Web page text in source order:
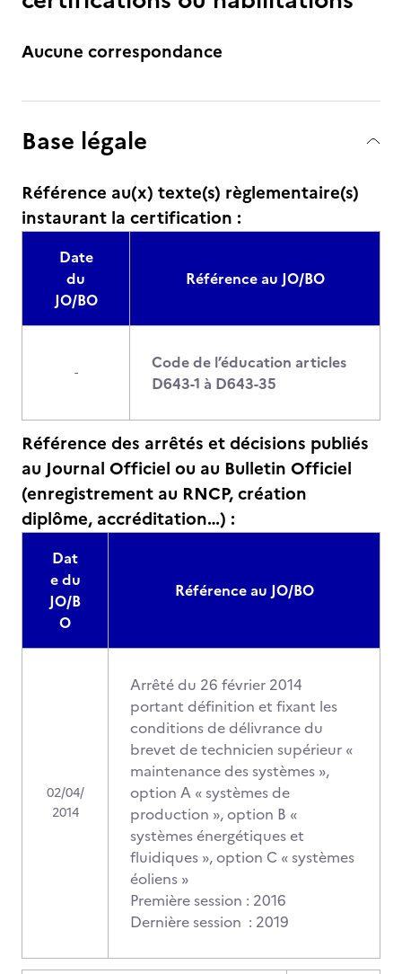
Aucune correspondance
Base légale
Référence au(x) texte(s) règlementaire(s)
instaurant la certification :
Date
du
JO/BO
Référence au JO/BO
-
Code de l’éducation articles
D643-1 à D643-35
Référence des arrêtés et décisions publiés
au Journal Officiel ou au Bulletin Officiel
(enregistrement au RNCP, création
diplôme, accréditation…) :
Dat
e du
JO/B
O
Référence au JO/BO
02/04/
2014
Arrêté du 26 février 2014
portant définition et fixant les
conditions de délivrance du
brevet de technicien supérieur «
maintenance des systèmes »,
option A « systèmes de
production », option B «
systèmes énergétiques et
fluidiques », option C « systèmes
éoliens »
Première session : 2016
Dernière session : 2019